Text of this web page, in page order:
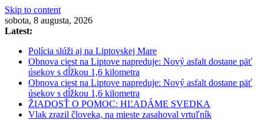
Skip to content
sobota, 8 augusta, 2026
Latest:
Polícia slúži aj na Liptovskej Mare
Obnova ciest na Liptove napreduje: Nový asfalt dostane päť
úsekov s dĺžkou 1,6 kilometra
Obnova ciest na Liptove napreduje: Nový asfalt dostane päť
úsekov s dĺžkou 1,6 kilometra
ŽIADOSŤ O POMOC: HĽADÁME SVEDKA
Vlak zrazil človeka, na mieste zasahoval vrtuľník